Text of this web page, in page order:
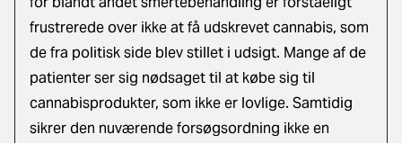
frustrerede over ikke at få udskrevet cannabis, som
de fra politisk side blev stillet i udsigt. Mange af de
patienter ser sig nødsaget til at købe sig til
cannabisprodukter, som ikke er lovlige. Samtidig
sikrer den nuværende forsøgsordning ikke en